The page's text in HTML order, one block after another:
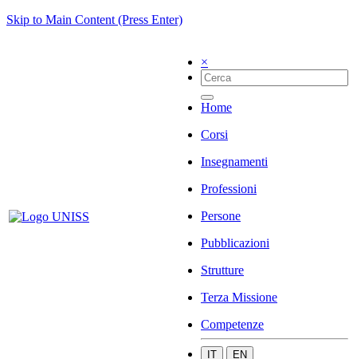
Skip to Main Content (Press Enter)
×
Home
Corsi
Insegnamenti
Professioni
Persone
Pubblicazioni
Strutture
Terza Missione
Competenze
IT EN